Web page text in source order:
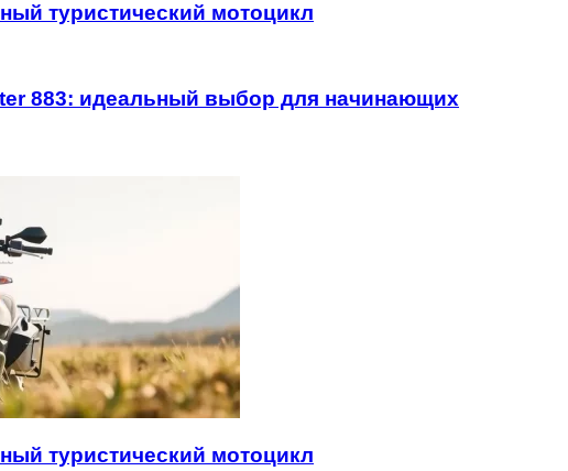
туристический мотоцикл
883: идеальный выбор для начинающих
туристический мотоцикл